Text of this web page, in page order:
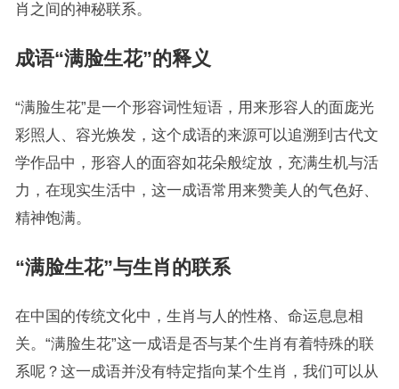
肖之间的神秘联系。
成语“满脸生花”的释义
“满脸生花”是一个形容词性短语，用来形容人的面庞光
彩照人、容光焕发，这个成语的来源可以追溯到古代文
学作品中，形容人的面容如花朵般绽放，充满生机与活
力，在现实生活中，这一成语常用来赞美人的气色好、
精神饱满。
“满脸生花”与生肖的联系
在中国的传统文化中，生肖与人的性格、命运息息相
关。“满脸生花”这一成语是否与某个生肖有着特殊的联
系呢？这一成语并没有特定指向某个生肖，我们可以从